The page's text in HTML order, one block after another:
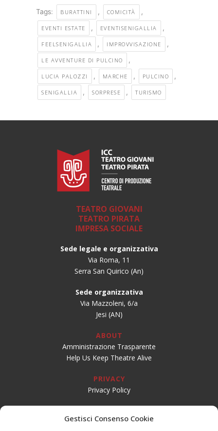
Gestisci Consenso Cookie
Tags: BURATTINI , COMICITÀ ,
EVENTI ESTATE , EVENTISENIGALLIA ,
FEELSENIGALLIA , IMPROVVISAZIONE ,
LE AVVENTURE DI PULCINO ,
LUCIA PALOZZI , MARCHE , PULCINO ,
SENIGALLIA , SORPRESE , TURISMO
TEATRO GIOVANI
TEATRO PIRATA
IMPRESA SOCIALE
Sede legale e organizzativa
Via Roma, 11
Serra San Quirico (An)
Sede organizzativa
Via Mazzoleni, 6/a
Jesi (AN)
ABOUT
Amministrazione Trasparente
Help Us Keep Theatre Alive
PRIVACY
Privacy Policy